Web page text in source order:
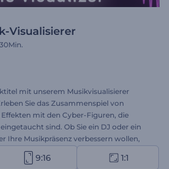
Visualisierer
mit unserem Musikvisualisierer
Sie das Zusammenspiel von
mit den Cyber-Figuren, die
sind. Ob Sie ein DJ oder ein
Ihre Musikpräsenz verbessern wollen,
futuristischen Twist für Ihre Audio-
die Vorlage mit dem Titel Ihres Tracks und
9:16 1:1